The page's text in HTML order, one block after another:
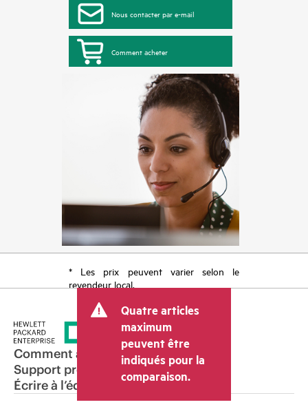
Nous contacter par e-mail
Comment acheter
* Les prix peuvent varier selon le
revendeur local.
Quatre articles
maximum
peuvent être
indiqués pour la
comparaison.
Comment acheter
Support produit
Écrire à l’équipe commerciale